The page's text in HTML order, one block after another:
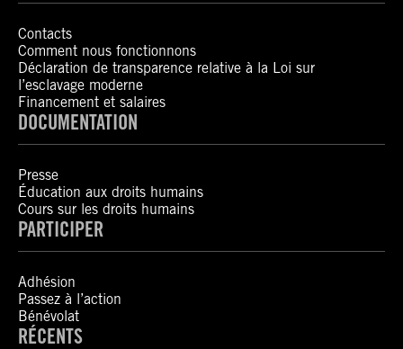
Contacts
Comment nous fonctionnons
Déclaration de transparence relative à la Loi sur
l’esclavage moderne
Financement et salaires
DOCUMENTATION
Presse
Éducation aux droits humains
Cours sur les droits humains
PARTICIPER
Adhésion
Passez à l’action
Bénévolat
RÉCENTS